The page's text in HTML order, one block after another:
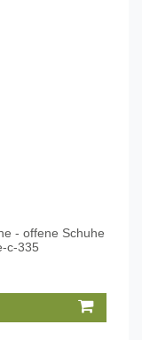
- offene Schuhe
c-335